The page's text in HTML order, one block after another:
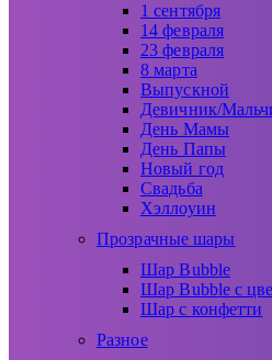
1 сентября
14 февраля
23 февраля
8 марта
Выпускной
Девичник/
День Мамы
День Папы
Новый год
Свадьба
Хэллоуин
Прозрачные шары
Шар Bubble
Шар Bubble с
Шар с конфетти
Разное